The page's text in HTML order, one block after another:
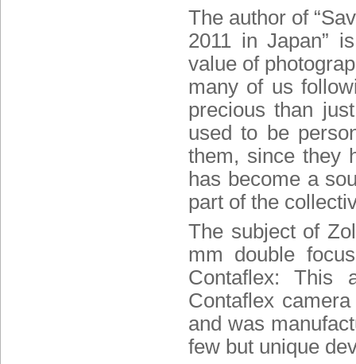
The author of
2011 in Japan”
value of
many of us
precious than
used to be
them, since they
has become a
part of the
The subject of
mm double
Contaflex: This
Contaflex
and was
few but unique